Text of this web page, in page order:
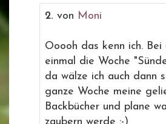
2. von Moni
Ooooh das kenn ich. Bei
einmal die Woche
da wälze ich auch dann
ganze Woche meine
Backbücher und plane